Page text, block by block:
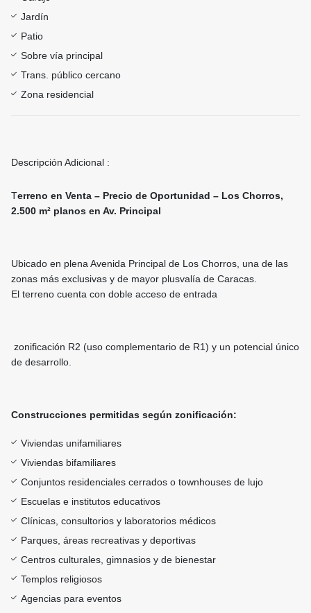
Jardín
Patio
Sobre vía principal
Trans. público cercano
Zona residencial
Descripción Adicional :
Terreno en Venta – Precio de Oportunidad – Los Chorros,
2.500 m² planos en Av. Principal
Ubicado en plena Avenida Principal de Los Chorros, una de las
zonas más exclusivas y de mayor plusvalía de Caracas.
El terreno cuenta con doble acceso de entrada
zonificación R2 (uso complementario de R1) y un potencial único
de desarrollo.
Construcciones permitidas según zonificación:
Viviendas unifamiliares
Viviendas bifamiliares
Conjuntos residenciales cerrados o townhouses de lujo
Escuelas e institutos educativos
Clínicas, consultorios y laboratorios médicos
Parques, áreas recreativas y deportivas
Centros culturales, gimnasios y de bienestar
Templos religiosos
Agencias para eventos